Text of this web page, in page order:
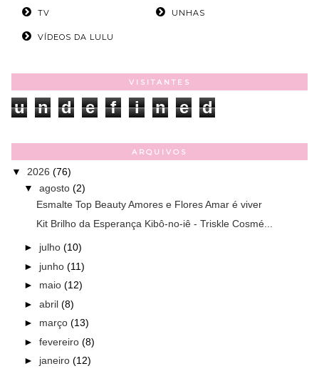
TV UNHAS
VÍDEOS DA LULU
VISITANTES
u n d e f i n e d
ARQUIVOS
▼ 2026 (76)
▼ agosto (2)
Esmalte Top Beauty Amores e Flores Amar é viver
Kit Brilho da Esperança Kibô-no-iê - Triskle Cosmé...
► julho (10)
► junho (11)
► maio (12)
► abril (8)
► março (13)
► fevereiro (8)
► janeiro (12)